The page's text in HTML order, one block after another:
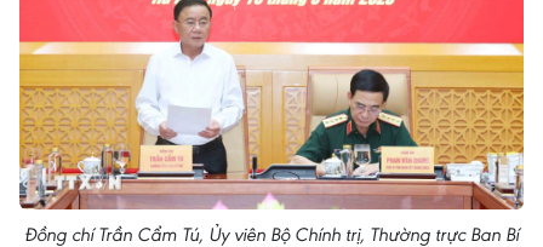
Đồng chí Trần Cẩm Tú, Ủy viên Bộ Chính trị, Thường trực Ban Bí